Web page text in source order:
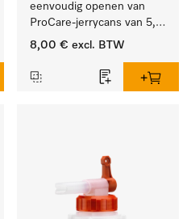
eenvoudig openen van
ProCare-jerrycans van 5,
10 en 20 l.
8,00 € excl. BTW